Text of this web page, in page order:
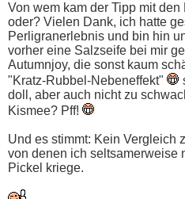
Von wem kam der Tipp mit
oder? Vielen Dank, ich hatte
Perligranerlebnis und bin hin
vorher eine Salzseife bei mir
Autumnjoy, die sonst kaum
"Kratz-Rubbel-Nebeneffekt"
doll, aber auch nicht zu
Kismee? Pff!
Und es stimmt: Kein Vergleich
von denen ich seltsamerweise
Pickel kriege.